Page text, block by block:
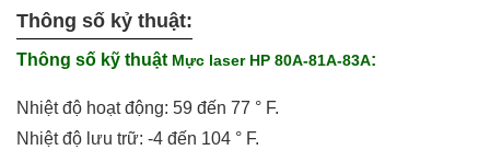
Thông số kỷ thuật:
Thông số kỹ thuật Mực laser HP 80A-81A-83A:
Nhiệt độ hoạt động: 59 đến 77 ° F.
Nhiệt độ lưu trữ: -4 đến 104 ° F.